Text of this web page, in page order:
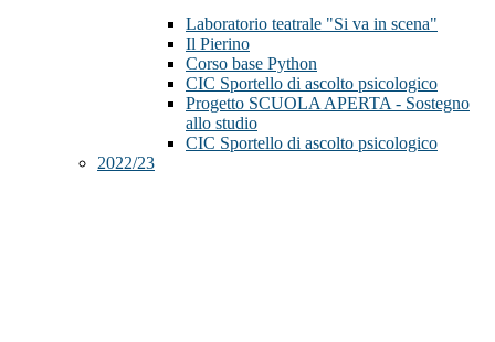
Laboratorio teatrale "Si va in scena"
Il Pierino
Corso base Python
CIC Sportello di ascolto psicologico
Progetto SCUOLA APERTA - Sostegno
allo studio
CIC Sportello di ascolto psicologico
2022/23